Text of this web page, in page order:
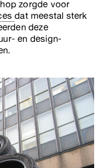
zorgde voor
dat meestal sterk
deze
en design-